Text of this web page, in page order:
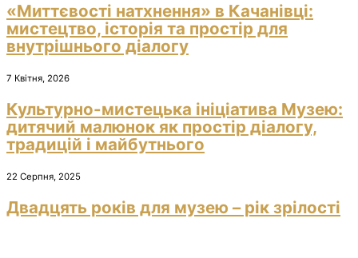
«Миттєвості натхнення» в Качанівці:
мистецтво, історія та простір для
внутрішнього діалогу
7 Квітня, 2026
Культурно-мистецька ініціатива Музею:
дитячий малюнок як простір діалогу,
традицій і майбутнього
22 Серпня, 2025
Двадцять років для музею – рік зрілості